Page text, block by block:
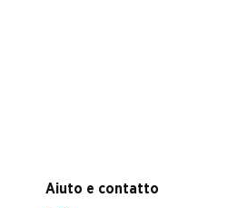
Aiuto e contatto